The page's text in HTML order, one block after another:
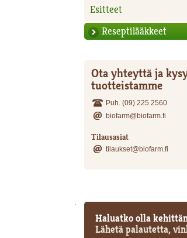
Esitteet
Reseptilääkkeet
Ota yhteyttä ja
tuotteistamme
Puh. (09) 225 2560
biofarm@biofarm.fi
Tilausasiat
tilaukset@biofarm.fi
Haluatko olla
Lähetä palautetta,
Tekijät